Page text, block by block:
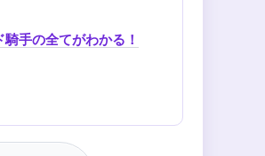
手の全てがわかる！